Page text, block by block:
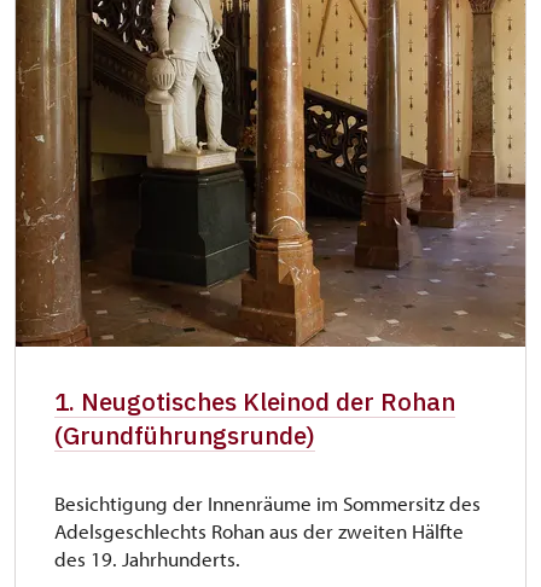
1. Neugotisches Kleinod der Rohan
(Grundführungsrunde)
Besichtigung der Innenräume im Sommersitz des
Adelsgeschlechts Rohan aus der zweiten Hälfte
des 19. Jahrhunderts.